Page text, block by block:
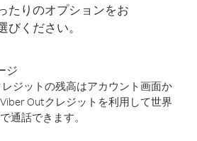
たりのオプションをお
びください。
ジ
ジットの残高はアカウント画面か
Outクレジットを利用して世界
通話できます。